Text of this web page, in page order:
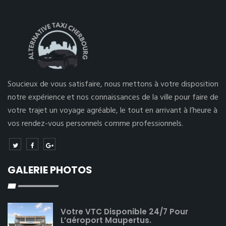
Soucieux de vous satisfaire, nous mettons à votre disposition
notre expérience et nos connaissances de la ville pour faire de
votre trajet un voyage agréable, le tout en arrivant à l’heure à
vos rendez-vous personnels comme professionnels.
GALERIE PHOTOS
Votre VTC Disponible 24/7 Pour
L’aéroport Maupertus.